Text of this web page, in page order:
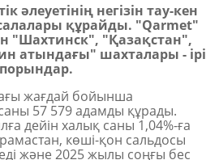
әлеуетінің негізін тау-кен
құрайды. "Qarmet"
"Шахтинск", "Қазақстан",
атындағы" шахталары - ірі
жағдай бойынша
57 579 адамды құрады.
дейін халық саны 1,04%-ға
көші-қон сальдосы
және 2025 жылы соңғы бес